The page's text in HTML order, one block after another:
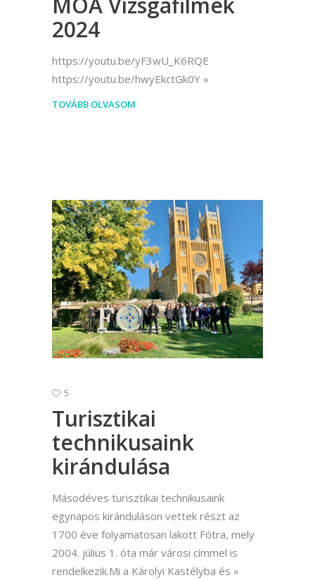
2024
https://youtu.be/yF3wU_K6RQE
https://youtu.be/hwyEkctGk0Y
TOVÁBB OLVASOM
5
Turisztikai
technikusaink
kirándulása
Másodéves turisztikai technikusaink
egynapos kiránduláson vettek részt az
1700 éve folyamatosan lakott Fótra, mely
2004. július 1. óta már városi címmel is
rendelkezik.Mi a Károlyi Kastélyba és